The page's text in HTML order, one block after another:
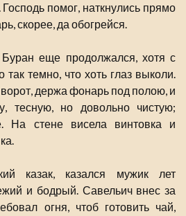
помог, наткнулись прямо
скорее, да обогрейся.
еще продолжался, хотя с
темно, что хоть глаз выколи.
ворот, держа фонарь под полою, и
тесную, но довольно чистую;
На стене висела винтовка и
казак, казался мужик лет
и бодрый. Савельич внес за
огня, чтоб готовить чай,